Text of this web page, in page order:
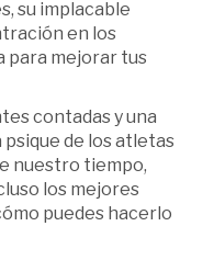
su implacable
en los
para mejorar tus
contadas y una
de los atletas
nuestro tiempo,
los mejores
puedes hacerlo